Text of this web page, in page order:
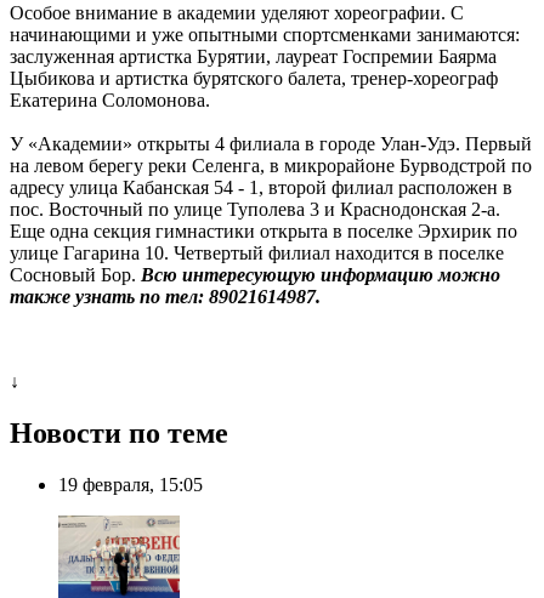
Особое внимание в академии уделяют хореографии. С
начинающими и уже опытными спортсменками занимаются:
заслуженная артистка Бурятии, лауреат Госпремии Баярма
Цыбикова и артистка бурятского балета, тренер-хореограф
Екатерина Соломонова.
У «Академии» открыты 4 филиала в городе Улан-Удэ. Первый
на левом берегу реки Селенга, в микрорайоне Бурводстрой по
адресу улица Кабанская 54 - 1, второй филиал расположен в
пос. Восточный по улице Туполева 3 и Краснодонская 2-а.
Еще одна секция гимнастики открыта в поселке Эрхирик по
улице Гагарина 10. Четвертый филиал находится в поселке
Сосновый Бор. Всю интересующую информацию можно
также узнать по тел: 89021614987.
↓
Новости по теме
19 февраля, 15:05